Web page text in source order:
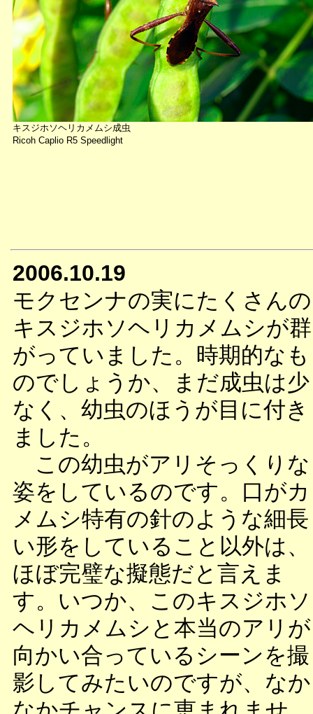
キスジホソヘリカメムシ成虫
Ricoh Caplio R5 Speedlight
2006.10.19
モクセンナの実にたくさんの
キスジホソヘリカメムシが群
がっていました。時期的なも
のでしょうか、まだ成虫は少
なく、幼虫のほうが目に付き
ました。
この幼虫がアリそっくりな
姿をしているのです。口がカ
メムシ特有の針のような細長
い形をしていること以外は、
ほぼ完璧な擬態だと言えま
す。いつか、このキスジホソ
ヘリカメムシと本当のアリが
向かい合っているシーンを撮
影してみたいのですが、なか